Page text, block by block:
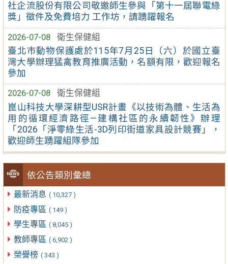
社企流股份有限公司敬邀師生參與「第十一屆聯電綠
獎」徵件及免費培力 工作坊，請踴躍報名
2026-07-08
衛生保健組
臺北市動物保護處於115年7月25日（六）於國立臺
灣大學辦理猛禽教育推廣活動，名額有限，歡迎報名
參加
2026-07-08
衛生保健組
崑山科技大學深耕型USR計畫《以技術為體、生活為
用的循環經濟路徑—建構社區的永續韌性》辦理
「2026「淨零綠生活-3D列印街道家具設計競賽」，
歡迎師生踴躍組隊參加
依公告類別彙總
最新消息 ( 10,327 )
防疫專區 ( 149 )
學生專區 ( 8,045 )
教師專區 ( 6,902 )
榮譽榜 ( 343 )